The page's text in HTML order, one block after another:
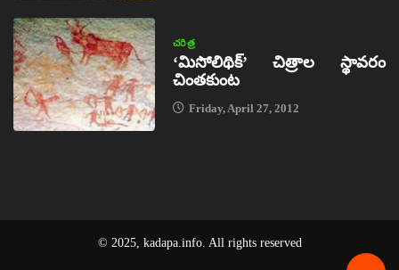
చరిత్ర
‘మిసోలిథిక్‌’ చిత్రాల స్థావరం
చింతకుంట
Friday, April 27, 2012
© 2025, kadapa.info. All rights reserved